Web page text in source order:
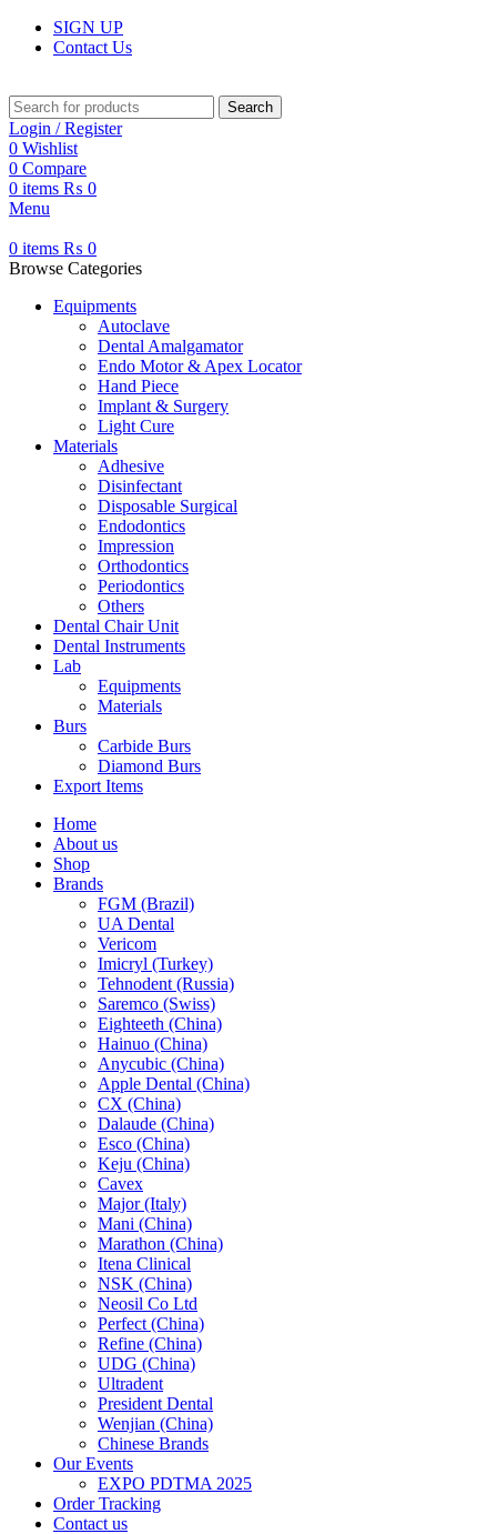
SIGN UP
Contact Us
Search
Login / Register
0 Wishlist
0 Compare
0 items ₨ 0
Menu
0 items ₨ 0
Browse Categories
Equipments
Autoclave
Dental Amalgamator
Endo Motor & Apex Locator
Hand Piece
Implant & Surgery
Light Cure
Materials
Adhesive
Disinfectant
Disposable Surgical
Endodontics
Impression
Orthodontics
Periodontics
Others
Dental Chair Unit
Dental Instruments
Lab
Equipments
Materials
Burs
Carbide Burs
Diamond Burs
Export Items
Home
About us
Shop
Brands
FGM (Brazil)
UA Dental
Vericom
Imicryl (Turkey)
Tehnodent (Russia)
Saremco (Swiss)
Eighteeth (China)
Hainuo (China)
Anycubic (China)
Apple Dental (China)
CX (China)
Dalaude (China)
Esco (China)
Keju (China)
Cavex
Major (Italy)
Mani (China)
Marathon (China)
Itena Clinical
NSK (China)
Neosil Co Ltd
Perfect (China)
Refine (China)
UDG (China)
Ultradent
President Dental
Wenjian (China)
Chinese Brands
Our Events
EXPO PDTMA 2025
Order Tracking
Contact us